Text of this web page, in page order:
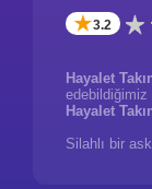
✭3.2
Hayalet
edebildiğimiz
Hayalet
Silahlı bir